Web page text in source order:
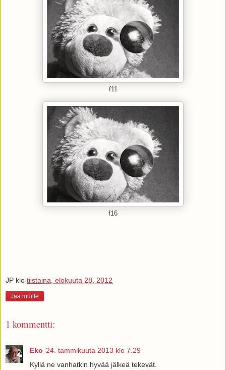
f11
f16
JP klo tiistaina, elokuuta 28, 2012
Jaa muille
1 kommentti:
Eko 24. tammikuuta 2013 klo 7.29
Kyllä ne vanhatkin hyvää jälkeä tekevät.